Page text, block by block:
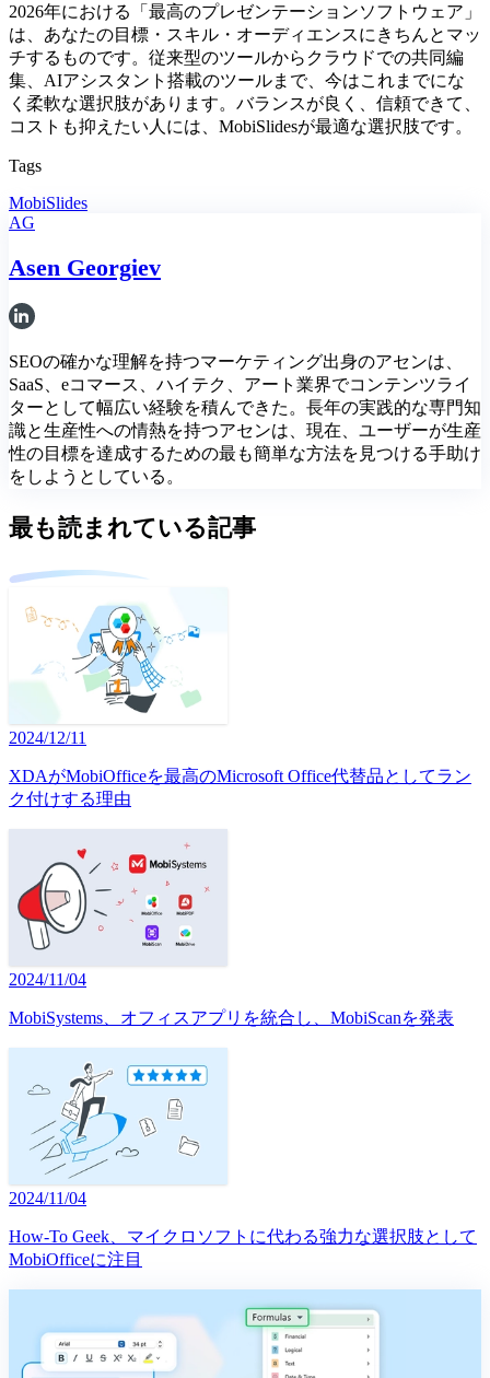
2026年における「最高のプレゼンテーションソフトウェア」
は、あなたの目標・スキル・オーディエンスにきちんとマッ
チするものです。従来型のツールからクラウドでの共同編
集、AIアシスタント搭載のツールまで、今はこれまでにな
く柔軟な選択肢があります。バランスが良く、信頼できて、
コストも抑えたい人には、MobiSlidesが最適な選択肢です。
Tags
MobiSlides
AG
Asen Georgiev
SEOの確かな理解を持つマーケティング出身のアセンは、
SaaS、eコマース、ハイテク、アート業界でコンテンツライ
ターとして幅広い経験を積んできた。長年の実践的な専門知
識と生産性への情熱を持つアセンは、現在、ユーザーが生産
性の目標を達成するための最も簡単な方法を見つける手助け
をしようとしている。
最も読まれている記事
2024/12/11
XDAがMobiOfficeを最高のMicrosoft Office代替品としてラン
ク付けする理由
2024/11/04
MobiSystems、オフィスアプリを統合し、MobiScanを発表
2024/11/04
How-To Geek、マイクロソフトに代わる強力な選択肢として
MobiOfficeに注目